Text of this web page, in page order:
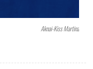
Aknai-Kiss Martina